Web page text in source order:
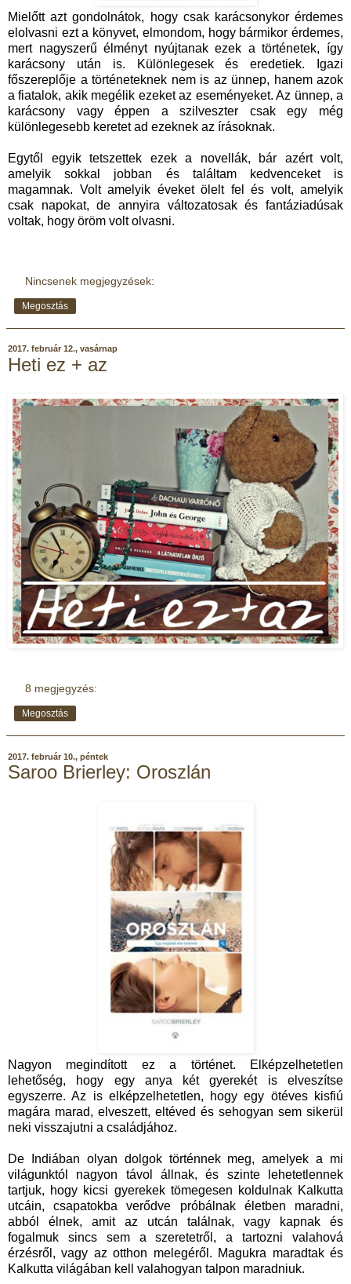
Mielőtt azt gondolnátok, hogy csak karácsonykor érdemes
elolvasni ezt a könyvet, elmondom, hogy bármikor érdemes,
mert nagyszerű élményt nyújtanak ezek a történetek, így
karácsony után is. Különlegesek és eredetiek. Igazi
főszereplője a történeteknek nem is az ünnep, hanem azok
a fiatalok, akik megélik ezeket az eseményeket. Az ünnep, a
karácsony vagy éppen a szilveszter csak egy még
különlegesebb keretet ad ezeknek az írásoknak.
Egytől egyik tetszettek ezek a novellák, bár azért volt,
amelyik sokkal jobban és találtam kedvenceket is
magamnak. Volt amelyik éveket ölelt fel és volt, amelyik
csak napokat, de annyira változatosak és fantáziadúsak
voltak, hogy öröm volt olvasni.
Nincsenek megjegyzések:
Megosztás
2017. február 12., vasárnap
Heti ez + az
8 megjegyzés:
Megosztás
2017. február 10., péntek
Saroo Brierley: Oroszlán
Nagyon megindított ez a történet. Elképzelhetetlen
lehetőség, hogy egy anya két gyerekét is elveszítse
egyszerre. Az is elképzelhetetlen, hogy egy ötéves kisfiú
magára marad, elveszett, eltéved és sehogyan sem sikerül
neki visszajutni a családjához.
De Indiában olyan dolgok történnek meg, amelyek a mi
világunktól nagyon távol állnak, és szinte lehetetlennek
tartjuk, hogy kicsi gyerekek tömegesen koldulnak Kalkutta
utcáin, csapatokba verődve próbálnak életben maradni,
abból élnek, amit az utcán találnak, vagy kapnak és
fogalmuk sincs sem a szeretetről, a tartozni valahová
érzésről, vagy az otthon melegéről. Magukra maradtak és
Kalkutta világában kell valahogyan talpon maradniuk.